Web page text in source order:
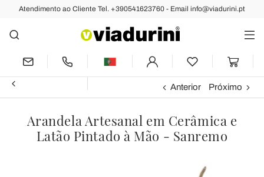
Atendimento ao Cliente Tel. +390541623760 - Email info@viadurini.pt
Anterior Próximo
Arandela Artesanal em Cerâmica e
Latão Pintado à Mão - Sanremo